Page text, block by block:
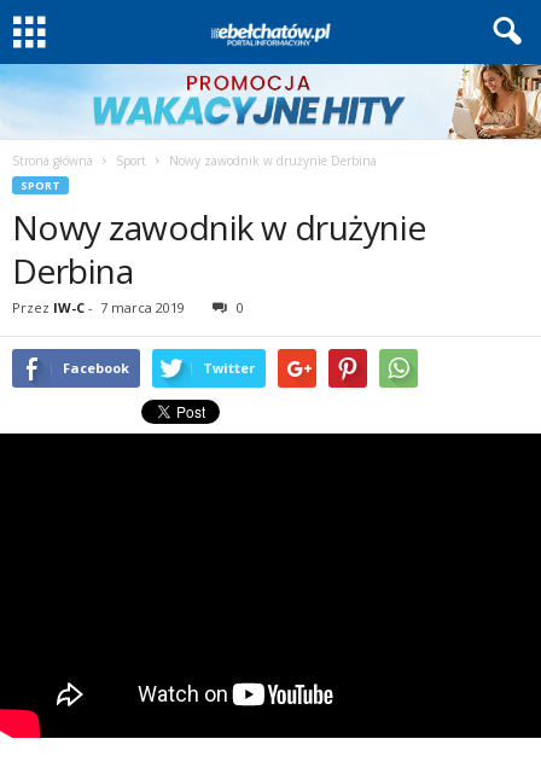
Strona główna Sport Nowy zawodnik w drużynie Derbina
SPORT
Nowy zawodnik w drużynie
Derbina
Przez IW-C - 7 marca 2019 0
Facebook Twitter